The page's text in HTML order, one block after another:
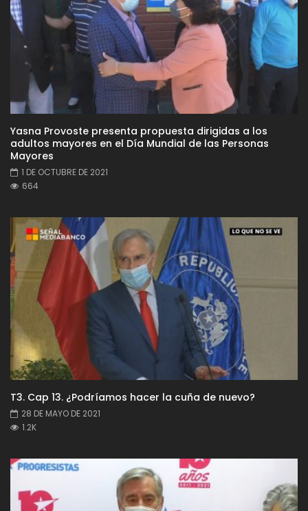
Yasna Provoste presenta propuesta dirigidas a los
adultos mayores en el Día Mundial de las Personas
Mayores
1 DE OCTUBRE DE 2021
664
T3. Cap 13. ¿Podríamos hacer la cuña de nuevo?
28 DE MAYO DE 2021
1.2K